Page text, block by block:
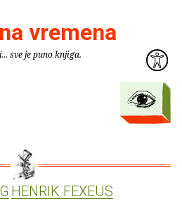
vremena
sve je puno knjiga.
HENRIK FEXEUS